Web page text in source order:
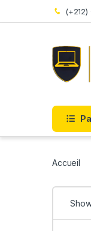
Skip to navigation
Skip to content
Accueil